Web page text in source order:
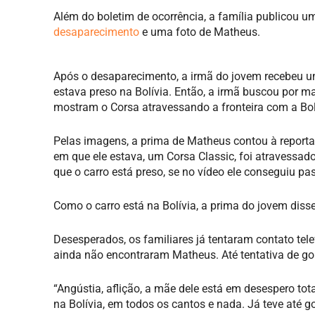
Além do boletim de ocorrência, a família publicou
desaparecimento e uma foto de Matheus.
Após o desaparecimento, a irmã do jovem recebeu
estava preso na Bolívia. Então, a irmã buscou por
mostram o Corsa atravessando a fronteira com a
Pelas imagens, a prima de Matheus contou à
em que ele estava, um Corsa Classic, foi
que o carro está preso, se no vídeo ele conseguiu
Como o carro está na Bolívia, a prima do jovem
Desesperados, os familiares já tentaram contato
ainda não encontraram Matheus. Até tentativa de
“Angústia, aflição, a mãe dele está em desespero
na Bolívia, em todos os cantos e nada. Já teve até